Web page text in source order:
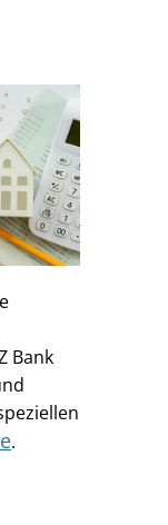
Bank
.